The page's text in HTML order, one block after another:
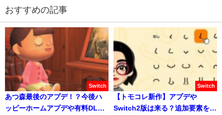
おすすめの記事
Switch
あつ森最後のアプデ！？今後ハ
ッピーホームアプデや有料DLC
Switch
【トモコレ新作】アプデや
Switch2版は来る？追加要素を予